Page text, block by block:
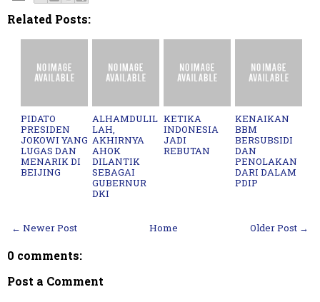
Related Posts:
PIDATO
PRESIDEN
JOKOWI YANG
LUGAS DAN
MENARIK DI
BEIJING
ALHAMDULIL
LAH,
AKHIRNYA
AHOK
DILANTIK
SEBAGAI
GUBERNUR
DKI
KETIKA
INDONESIA
JADI
REBUTAN
KENAIKAN
BBM
BERSUBSIDI
DAN
PENOLAKAN
DARI DALAM
PDIP
← Newer Post Older Post →
Home
0 comments:
Post a Comment